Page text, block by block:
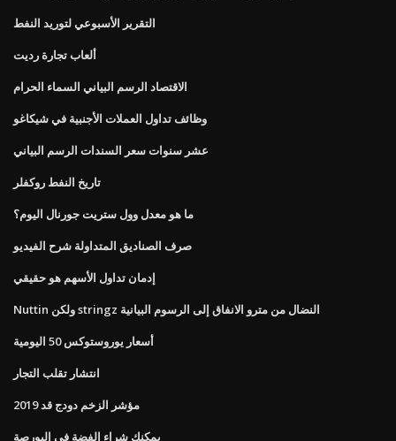
التقرير الأسبوعي لتوريد النفط
ألعاب تجارة رديت
الاقتصاد الرسم البياني السماء الحرام
وظائف تداول العملات الأجنبية في شيكاغو
عشر سنوات سعر السندات الرسم البياني
تاريخ النفط روكفلر
ما هو معدل وول ستريت جورنال اليوم؟
صرف الصناديق المتداولة شرح الفيديو
إدمان تداول الأسهم هو حقيقي
Nuttin ولكن stringz النضال من مترو الانفاق إلى الرسوم البيانية
أسعار يوروستوكس 50 اليومية
انتشار تقلب التجار
مؤشر الزخم دودج قد 2019
يمكنك شراء الفضة في البورصة